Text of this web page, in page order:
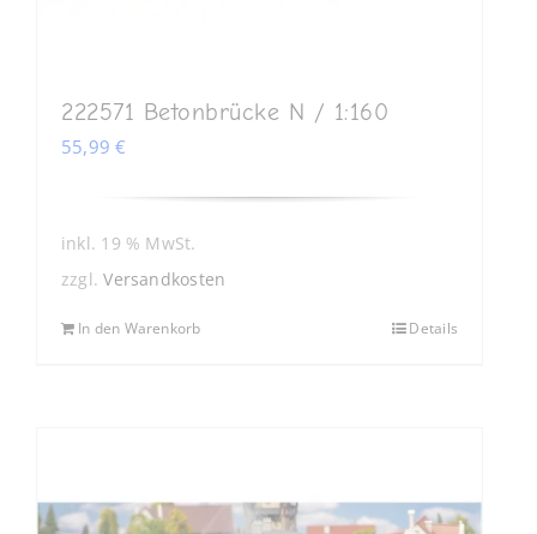
222571 Betonbrücke N / 1:160
55,99€
inkl. 19 % MwSt.
zzgl.Versandkosten
In den Warenkorb Details